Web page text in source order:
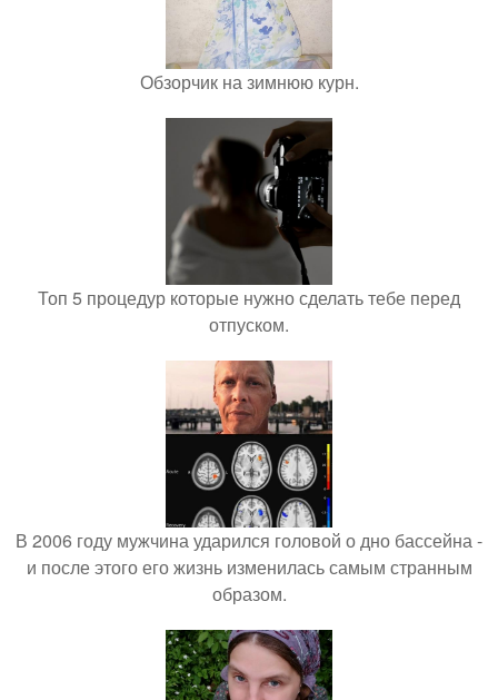
Обзорчик на зимнюю курн.
Топ 5 процедур которые нужно сделать тебе перед
отпуском.
В 2006 году мужчина ударился головой о дно бассейна -
и после этого его жизнь изменилась самым странным
образом.